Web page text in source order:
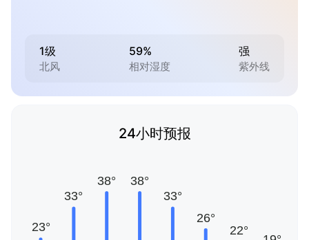
1级
北风
59%
相对湿度
强
紫外线
24小时预报